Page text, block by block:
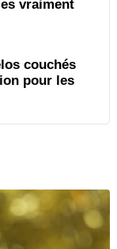
vraiment
couchés
pour les